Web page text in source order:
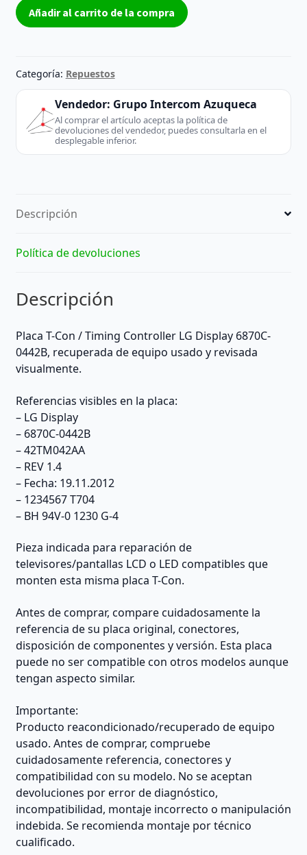
Placa
T-
Display
6870C-
42TM042AA
para
TV
cantidad
Añadir al carrito de la compra
Categoría: Repuestos
Vendedor: Grupo Intercom Azuqueca
Al comprar el artículo aceptas la política de
devoluciones del vendedor, puedes consultarla en el
desplegable inferior.
Descripción
Política de devoluciones
Descripción
Placa T-Con / Timing Controller LG Display 6870C-
0442B, recuperada de equipo usado y revisada
visualmente.
Referencias visibles en la placa:
– LG Display
– 6870C-0442B
– 42TM042AA
– REV 1.4
– Fecha: 19.11.2012
– 1234567 T704
– BH 94V-0 1230 G-4
Pieza indicada para reparación de
televisores/pantallas LCD o LED compatibles que
monten esta misma placa T-Con.
Antes de comprar, compare cuidadosamente la
referencia de su placa original, conectores,
disposición de componentes y versión. Esta placa
puede no ser compatible con otros modelos aunque
tengan aspecto similar.
Importante:
Producto reacondicionado/recuperado de equipo
usado. Antes de comprar, compruebe
cuidadosamente referencia, conectores y
compatibilidad con su modelo. No se aceptan
devoluciones por error de diagnóstico,
incompatibilidad, montaje incorrecto o manipulación
indebida. Se recomienda montaje por técnico
cualificado.